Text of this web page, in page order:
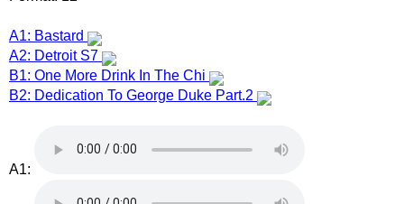
A1: Bastard
A2: Detroit S7
B1: One More Drink In The Chi
B2: Dedication To George Duke Part.2
A1: